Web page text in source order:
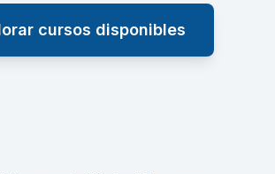
cursos disponibles